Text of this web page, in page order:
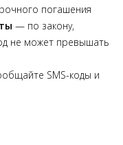
погашения
— по закону,
не может превышать
SMS-коды и